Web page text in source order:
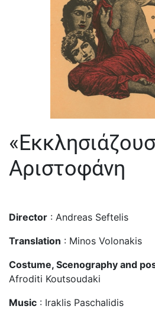
Αριστοφάνη
Director : Andreas Seftelis
Translation : Minos Volonakis
Costume, Scenography and
Afroditi Koutsoudaki
Music : Iraklis Paschalidis